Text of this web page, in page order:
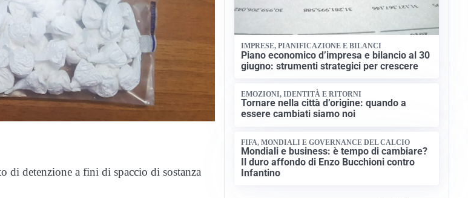
di detenzione a fini di spaccio di sostanza
IMPRESE, PIANIFICAZIONE E BILANCI
Piano economico d’impresa e bilancio al 30
giugno: strumenti strategici per crescere
EMOZIONI, IDENTITÀ E RITORNI
Tornare nella città d’origine: quando a
essere cambiati siamo noi
FIFA, MONDIALI E GOVERNANCE DEL CALCIO
Mondiali e business: è tempo di cambiare?
Il duro affondo di Enzo Bucchioni contro
Infantino